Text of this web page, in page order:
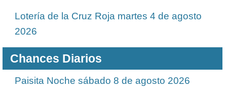
Lotería de la Cruz Roja martes 4 de agosto
2026
Chances Diarios
Paisita Noche sábado 8 de agosto 2026